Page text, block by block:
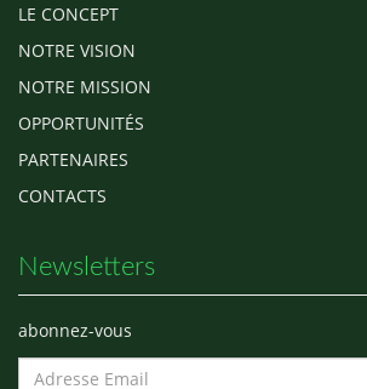
LE CONCEPT
NOTRE VISION
NOTRE MISSION
OPPORTUNITÉS
PARTENAIRES
CONTACTS
Newsletters
abonnez-vous